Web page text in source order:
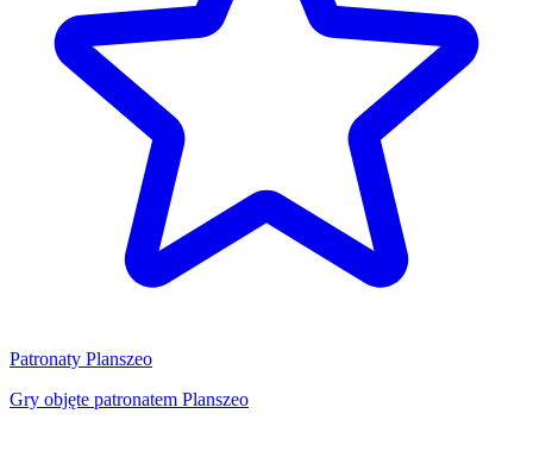
Patronaty Planszeo
Gry objęte patronatem Planszeo